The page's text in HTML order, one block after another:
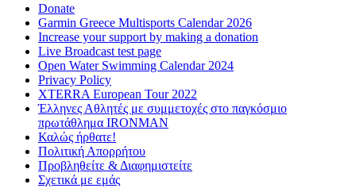
Donate
Garmin Greece Multisports Calendar 2026
Increase your support by making a donation
Live Broadcast test page
Open Water Swimming Calendar 2024
Privacy Policy
XTERRA European Tour 2022
Έλληνες Αθλητές με συμμετοχές στο παγκόσμιο
πρωτάθλημα IRONMAN
Καλώς ήρθατε!
Πολιτική Απορρήτου
Προβληθείτε & Διαφημιστείτε
Σχετικά με εμάς